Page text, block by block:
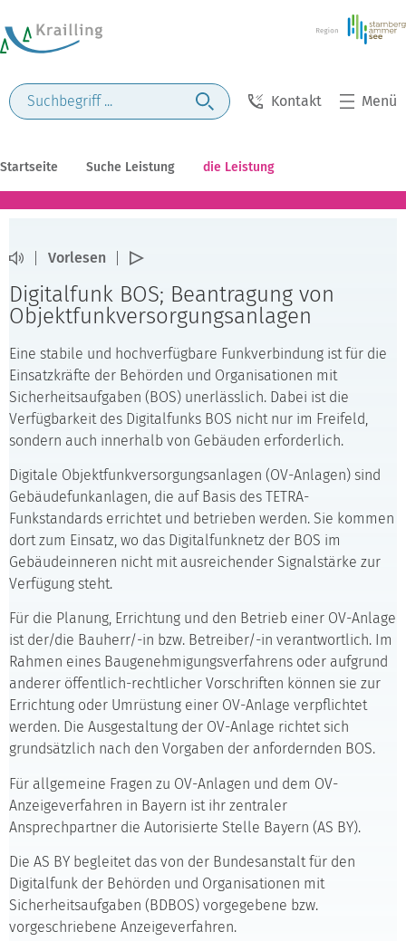
Kontakt Menü
Startseite Suche Leistung die Leistung
Vorlesen
Digitalfunk BOS; Beantragung von
Objektfunkversorgungsanlagen
Eine stabile und hochverfügbare Funkverbindung ist für die
Einsatzkräfte der Behörden und Organisationen mit
Sicherheitsaufgaben (BOS) unerlässlich. Dabei ist die
Verfügbarkeit des Digitalfunks BOS nicht nur im Freifeld,
sondern auch innerhalb von Gebäuden erforderlich.
Digitale Objektfunkversorgungsanlagen (OV-Anlagen) sind
Gebäudefunkanlagen, die auf Basis des TETRA-
Funkstandards errichtet und betrieben werden. Sie kommen
dort zum Einsatz, wo das Digitalfunknetz der BOS im
Gebäudeinneren nicht mit ausreichender Signalstärke zur
Verfügung steht.
Für die Planung, Errichtung und den Betrieb einer OV-Anlage
ist der/die Bauherr/-in bzw. Betreiber/-in verantwortlich. Im
Rahmen eines Baugenehmigungsverfahrens oder aufgrund
anderer öffentlich-rechtlicher Vorschriften können sie zur
Errichtung oder Umrüstung einer OV-Anlage verpflichtet
werden. Die Ausgestaltung der OV-Anlage richtet sich
grundsätzlich nach den Vorgaben der anfordernden BOS.
Für allgemeine Fragen zu OV-Anlagen und dem OV-
Anzeigeverfahren in Bayern ist ihr zentraler
Ansprechpartner die Autorisierte Stelle Bayern (AS BY).
Die AS BY begleitet das von der Bundesanstalt für den
Digitalfunk der Behörden und Organisationen mit
Sicherheitsaufgaben (BDBOS) vorgegebene bzw.
vorgeschriebene Anzeigeverfahren.